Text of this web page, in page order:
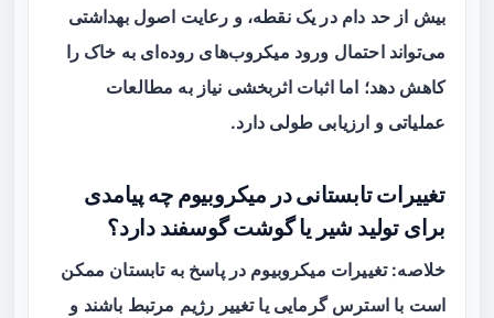
بیش از حد دام در یک نقطه، و رعایت اصول بهداشتی
می‌تواند احتمال ورود میکروب‌های روده‌ای به خاک را
کاهش دهد؛ اما اثبات اثربخشی نیاز به مطالعات
عملیاتی و ارزیابی طولی دارد.
تغییرات تابستانی در میکروبیوم چه پیامدی
برای تولید شیر یا گوشت گوسفند دارد؟
خلاصه: تغییرات میکروبیوم در پاسخ به تابستان ممکن
است با استرس گرمایی یا تغییر رژیم مرتبط باشند و